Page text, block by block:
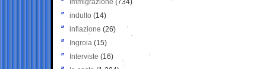
Immigrazione (734)
indulto (14)
inflazione (26)
Ingroia (15)
Interviste (16)